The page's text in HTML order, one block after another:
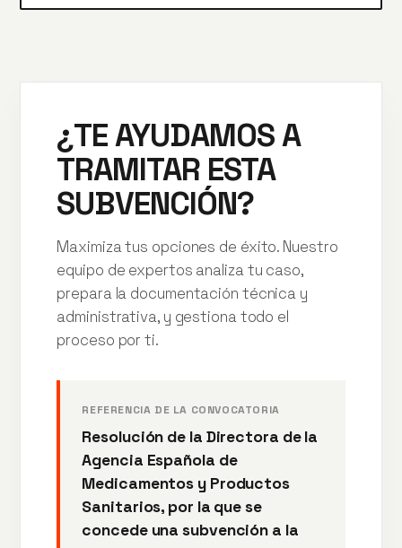
¿TE AYUDAMOS A
TRAMITAR ESTA
SUBVENCIÓN?
Maximiza tus opciones de éxito. Nuestro
equipo de expertos analiza tu caso,
prepara la documentación técnica y
administrativa, y gestiona todo el
proceso por ti.
REFERENCIA DE LA CONVOCATORIA
Resolución de la Directora de la
Agencia Española de
Medicamentos y Productos
Sanitarios, por la que se
concede una subvención a la